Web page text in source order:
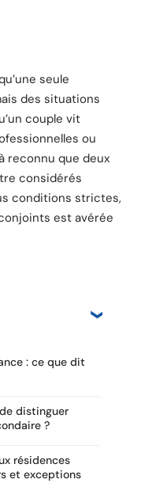
seule
des situations
couple vit
ou
reconnu que deux
considérés
conditions strictes,
est avérée
: ce que dit
distinguer
?
résidences
et exceptions